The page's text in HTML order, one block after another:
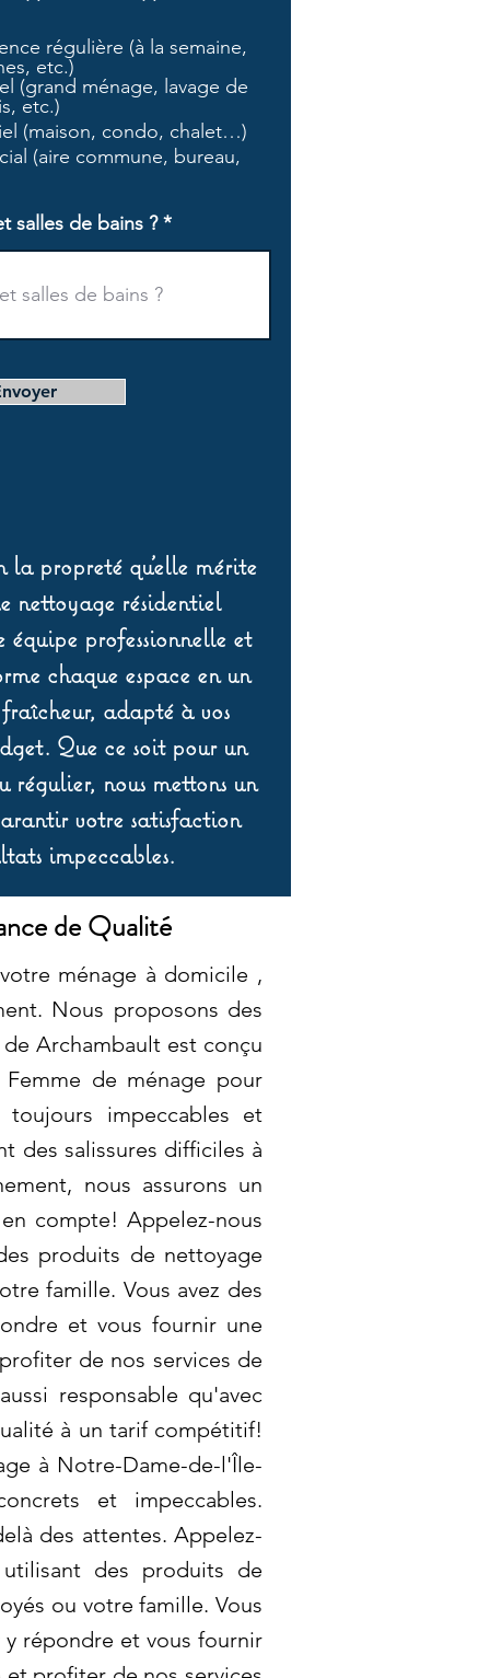
i
a
o
i
régulière (à la semaine,
etc.)
(grand ménage, lavage de
etc.)
(maison, condo, chalet…)
(aire commune, bureau,
salles de bains ?
propreté qu’elle mérite
nettoyage résidentiel
professionnelle et
chaque espace en un
adapté à vos
Que ce soit pour un
régulier, nous mettons un
votre satisfaction
impeccables.
de Qualité
ménage à domicile ,
Nous proposons des
Archambault est conçu
de ménage pour
impeccables et
des salissures difficiles à
nous assurons un
compte! Appelez-nous
produits de nettoyage
famille. Vous avez des
et vous fournir une
de nos services de
responsable qu'avec
à un tarif compétitif!
à Notre-Dame-de-l'Île-
et impeccables.
des attentes. Appelez-
des produits de
ou votre famille. Vous
répondre et vous fournir